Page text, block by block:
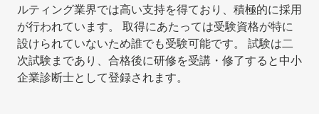
ルティング業界では高い支持を得ており、積極的に採用
が行われています。 取得にあたっては受験資格が特に
設けられていないため誰でも受験可能です。 試験は二
次試験まであり、合格後に研修を受講・修了すると中小
企業診断士として登録されます。